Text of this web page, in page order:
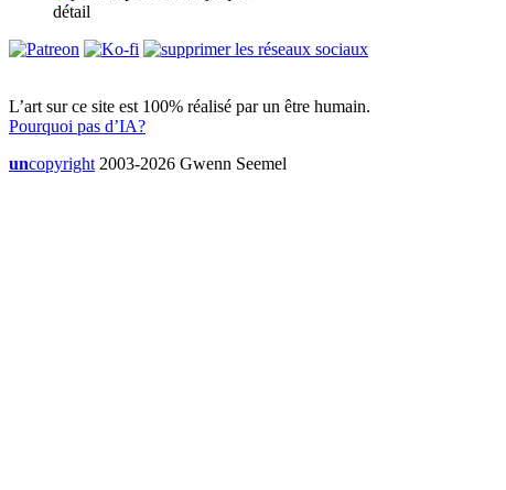
détail
L’art sur ce site est 100% réalisé par un être humain.
Pourquoi pas d’IA?
uncopyright 2003-2026 Gwenn Seemel